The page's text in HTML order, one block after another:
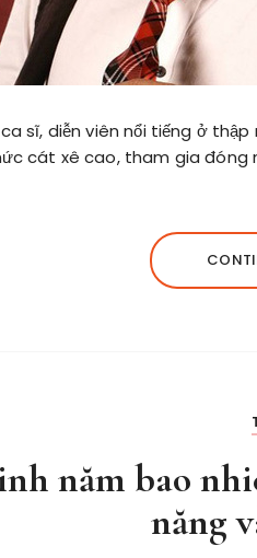
sĩ, diễn viên nổi tiếng ở
cát xê cao, tham gia đóng
năm bao
năng